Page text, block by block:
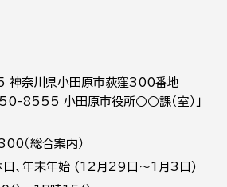
奈川県小田原市荻窪300番地
8555 小田原市役所○○課（室）」
（総合案内）
日、年末年始 (12月29日～1月3日)